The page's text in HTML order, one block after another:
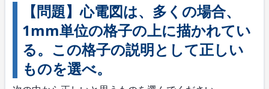
【問題】心電図は、多くの場合、
1mm単位の格子の上に描かれてい
る。この格子の説明として正しい
ものを選べ。